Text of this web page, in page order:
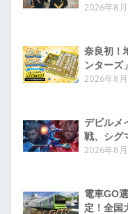
2026年8
奈良初！
ンターズ
2026年8
デビルメ
戦、シグ
2026年8
電車GO
定！全国